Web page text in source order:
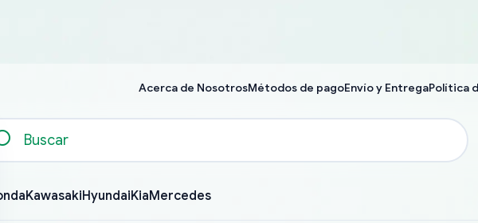
Acerca de NosotrosMétodos de pagoEnvío y EntregaPolítica
KawasakiHyundaiKiaMercedes